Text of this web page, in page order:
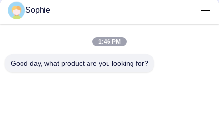
東南アジアの薬局エアクリーンネス管理用モジュール式クリー
ンルーム50 m2、FFU9台
H14 HEPAフィルター 高効率 プレハブクリーンルーム 東南アジ
Sophie
1:46 PM
Good day, what product are you looking for?